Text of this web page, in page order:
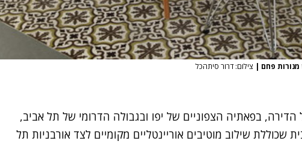
פחם | צילום: דרור סיתהכל
הדירה, בפאתיה הצפוניים של יפו ובגבולה הדרומי של תל אביב,
שכוללת שילוב מוטיבים אוריינטליים מקומיים לצד אורבניות תל